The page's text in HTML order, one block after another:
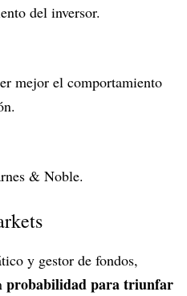
del inversor.
mejor el comportamiento
& Noble.
y gestor de fondos,
probabilidad para triunfar